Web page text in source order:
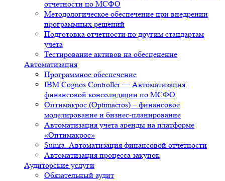
отчетности по МСФО
Методологическое обеспечение при внедрении
программных решений
Подготовка отчетности по другим стандартам
учета
Тестирование активов на обесценение
Автоматизация
Программное обеспечение
IBM Cognos Controller — Автоматизация
финансовой консолидации по МСФО
Оптимакрос (Optimacros) – финансовое
моделирование и бизнес-планирование
Автоматизация учета аренды на платформе
«Оптимакрос»
Sumra. Автоматизация финансовой отчетности
Автоматизация процесса закупок
Аудиторские услуги
Обязательный аудит